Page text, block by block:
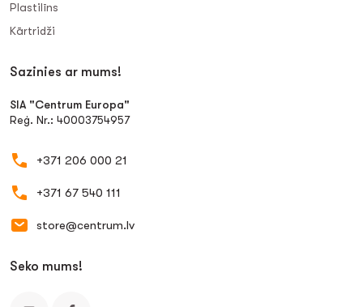
Plastilīns
Kārtridži
Sazinies ar mums!
SIA "Centrum Europa"
Reģ. Nr.: 40003754957
+371 206 000 21
+371 67 540 111
store@centrum.lv
Seko mums!